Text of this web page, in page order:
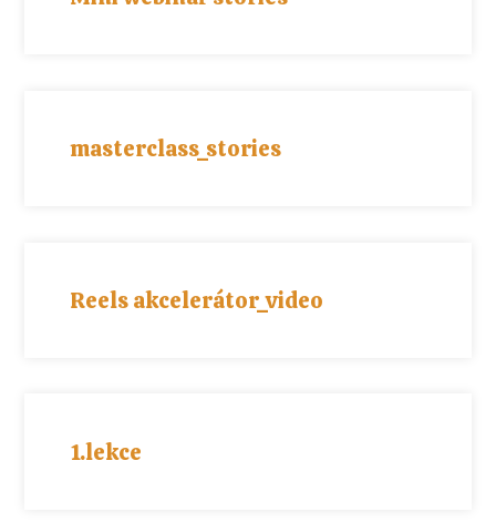
masterclass_stories
Reels akcelerátor_video
1.lekce